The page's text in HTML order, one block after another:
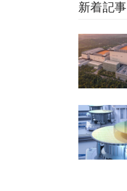
新着記事